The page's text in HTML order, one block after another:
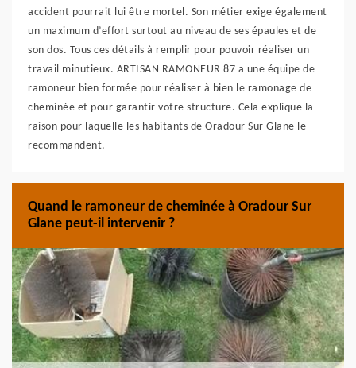
accident pourrait lui être mortel. Son métier exige également
un maximum d’effort surtout au niveau de ses épaules et de
son dos. Tous ces détails à remplir pour pouvoir réaliser un
travail minutieux. ARTISAN RAMONEUR 87 a une équipe de
ramoneur bien formée pour réaliser à bien le ramonage de
cheminée et pour garantir votre structure. Cela explique la
raison pour laquelle les habitants de Oradour Sur Glane le
recommandent.
Quand le ramoneur de cheminée à Oradour Sur
Glane peut-il intervenir ?